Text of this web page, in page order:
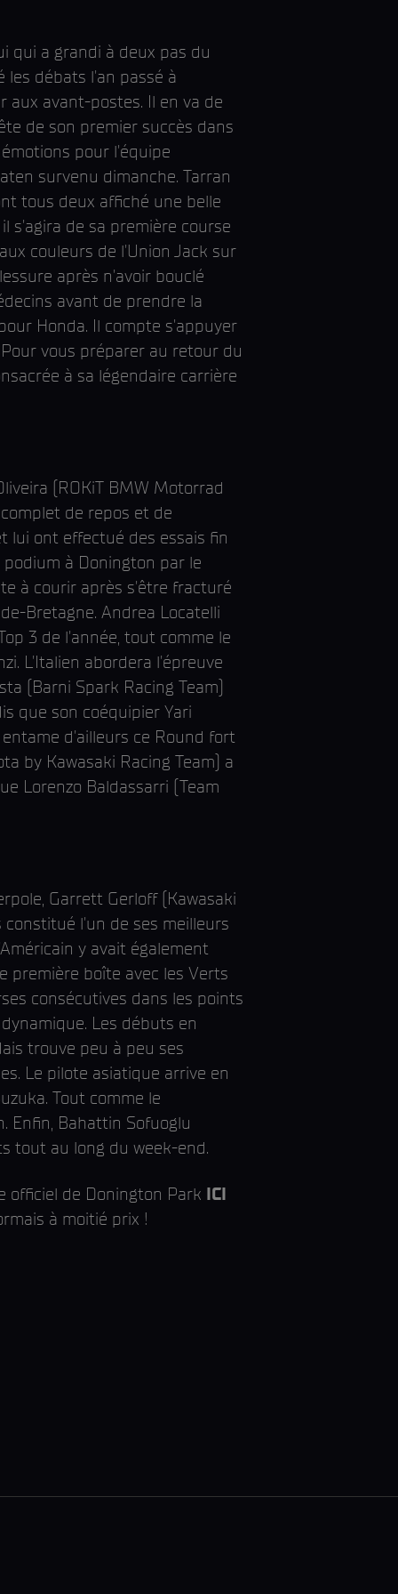
qui a grandi à deux pas du
les débats l'an passé à
aux avant-postes. Il en va de
de son premier succès dans
pour l'équipe
survenu dimanche. Tarran
tous deux affiché une belle
s'agira de sa première course
couleurs de l'Union Jack sur
après n'avoir bouclé
avant de prendre la
Honda. Il compte s'appuyer
vous préparer au retour du
à sa légendaire carrière
(ROKiT BMW Motorrad
de repos et de
lui ont effectué des essais fin
à Donington par le
à courir après s'être fracturé
Bretagne. Andrea Locatelli
3 de l'année, tout comme le
L'Italien abordera l'épreuve
(Barni Spark Racing Team)
que son coéquipier Yari
d'ailleurs ce Round fort
by Kawasaki Racing Team) a
Lorenzo Baldassarri (Team
Garrett Gerloff (Kawasaki
l'un de ses meilleurs
y avait également
première boîte avec les Verts
consécutives dans les points
Les débuts en
trouve peu à peu ses
Le pilote asiatique arrive en
Tout comme le
Enfin, Bahattin Sofuoglu
tout au long du week-end.
officiel de Donington Park ICI
à moitié prix !